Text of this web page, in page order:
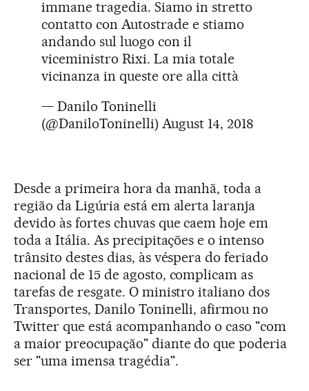
immane tragedia. Siamo in stretto
contatto con Autostrade e stiamo
andando sul luogo con il
viceministro Rixi. La mia totale
vicinanza in queste ore alla città
— Danilo Toninelli
(@DaniloToninelli) August 14, 2018
Desde a primeira hora da manhã, toda a
região da Ligúria está em alerta laranja
devido às fortes chuvas que caem hoje em
toda a Itália. As precipitações e o intenso
trânsito destes dias, às véspera do feriado
nacional de 15 de agosto, complicam as
tarefas de resgate. O ministro italiano dos
Transportes, Danilo Toninelli, afirmou no
Twitter que está acompanhando o caso "com
a maior preocupação" diante do que poderia
ser "uma imensa tragédia".